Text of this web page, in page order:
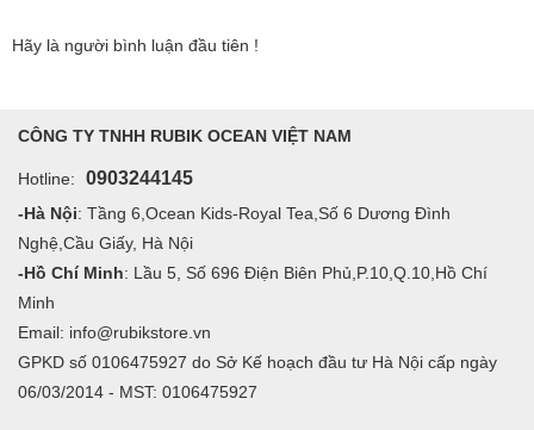
Hãy là người bình luận đầu tiên !
CÔNG TY TNHH RUBIK OCEAN VIỆT NAM
Hotline: 0903244145
-Hà Nội: Tầng 6,Ocean Kids-Royal Tea,Số 6 Dương Đình
Nghệ,Cầu Giấy, Hà Nội
-Hồ Chí Minh: Lầu 5, Số 696 Điện Biên Phủ,P.10,Q.10,Hồ Chí
Minh
Email: info@rubikstore.vn
GPKD số 0106475927 do Sở Kế hoạch đầu tư Hà Nội cấp ngày
06/03/2014 - MST: 0106475927